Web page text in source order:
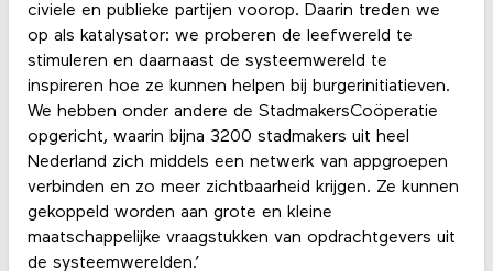
civiele en publieke partijen voorop. Daarin treden we
op als katalysator: we proberen de leefwereld te
stimuleren en daarnaast de systeemwereld te
inspireren hoe ze kunnen helpen bij burgerinitiatieven.
We hebben onder andere de StadmakersCoöperatie
opgericht, waarin bijna 3200 stadmakers uit heel
Nederland zich middels een netwerk van appgroepen
verbinden en zo meer zichtbaarheid krijgen. Ze kunnen
gekoppeld worden aan grote en kleine
maatschappelijke vraagstukken van opdrachtgevers uit
de systeemwerelden.’